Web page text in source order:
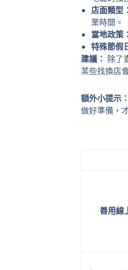
店面類型：
業時間。
當地政策：
特殊節假
建議： 除了
某些找換店
額外小提示：
做好準備，
善用線